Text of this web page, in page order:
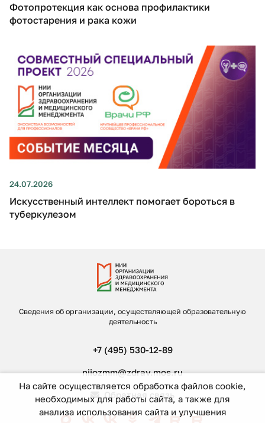
Фотопротекция как основа профилактики
фотостарения и рака кожи
24.07.2026
Искусственный интеллект помогает бороться в
туберкулезом
Сведения об организации, осуществляющей образовательную
деятельность
+7 (495) 530-12-89
niiozmm@zdrav.mos.ru
Обратная связь
На сайте осуществляется обработка файлов cookie,
необходимых для работы сайта, а также для
анализа использования сайта и улучшения